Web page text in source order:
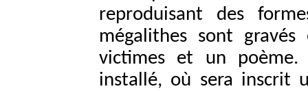
reproduisant des
mégalithes sont
victimes et un poème.
installé, où sera inscrit